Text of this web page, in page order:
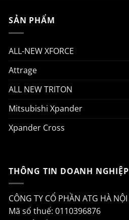
SẢN PHẨM
ALL-NEW XFORCE
Attrage
ALL NEW TRITON
Mitsubishi Xpander
Xpander Cross
THÔNG TIN DOANH NGHIỆP
CÔNG TY CỔ PHẦN ATG HÀ NỘI
Mã số thuế: 0110396876